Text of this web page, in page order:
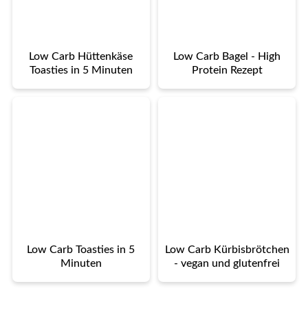
Low Carb Hüttenkäse
Toasties in 5 Minuten
Low Carb Bagel - High
Protein Rezept
Low Carb Toasties in 5
Minuten
Low Carb Kürbisbrötchen
- vegan und glutenfrei